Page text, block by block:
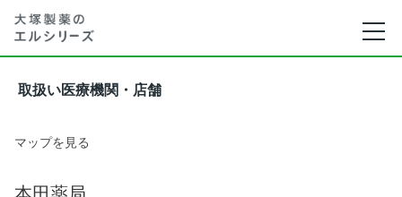
取扱い医療機関・店舗
マップを見る